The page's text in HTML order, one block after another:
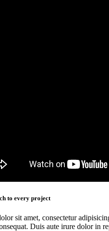
to every project
sit amet, consectetur
Duis aute irure dolor in